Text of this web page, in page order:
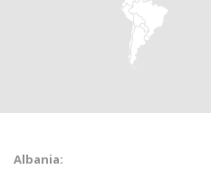
Albania: